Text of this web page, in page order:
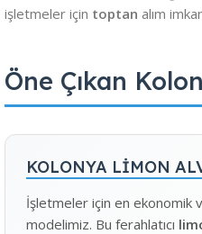
işletmeler için toptan alım
Öne Çıkan
KOLONYA LİMON
İşletmeler için en ekonomik
modelimiz. Bu ferahlatıcı